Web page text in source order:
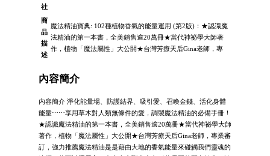
社
商
品
描
述
魔法精油寶典: 102種植物香氣的能量運用 (第2版)：★認識魔
法精油的第一本書，全美銷售逾20萬冊★當代神祕學大師著
作，植物「魔法屬性」大公開★台灣芳療天后Gina老師，專
內容簡介
內容簡介 淨化能量場、防護結界、吸引愛、召喚金錢、活化身體
能量⋯⋯享用草木對人類無條件的愛，調製魔法精油的必備手冊！
★認識魔法精油的第一本書，全美銷售逾20萬冊★當代神祕學大師
著作，植物「魔法屬性」大公開★台灣芳療天后Gina老師，專業審
訂，強力推薦魔法精油是是藉由大地的香氣能量來碰觸我們靈魂的